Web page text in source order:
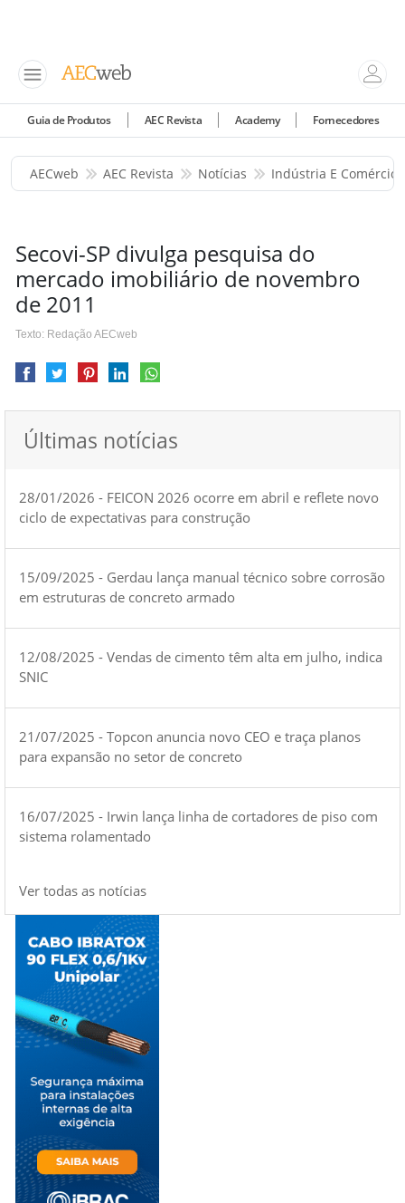
Guia de Produtos AEC Revista Academy Fornecedores
AECweb AEC Revista Notícias Indústria E Comércio
Secovi-SP divulga pesquisa do
mercado imobiliário de novembro
de 2011
Texto: Redação AECweb
Últimas notícias
28/01/2026 - FEICON 2026 ocorre em abril e reflete novo
ciclo de expectativas para construção
15/09/2025 - Gerdau lança manual técnico sobre corrosão
em estruturas de concreto armado
12/08/2025 - Vendas de cimento têm alta em julho, indica
SNIC
21/07/2025 - Topcon anuncia novo CEO e traça planos
para expansão no setor de concreto
16/07/2025 - Irwin lança linha de cortadores de piso com
sistema rolamentado
Ver todas as notícias